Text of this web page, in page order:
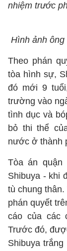
nhiệm trước
Hình ảnh ông
Theo phán
tòa hình sự,
đó mới 9
trường vào
tình dục và
bỏ thi thể
nước ở thành
Tòa án quận
Shibuya - khi
tù chung
phán quyết
cáo của các
Trước đó,
Shibuya